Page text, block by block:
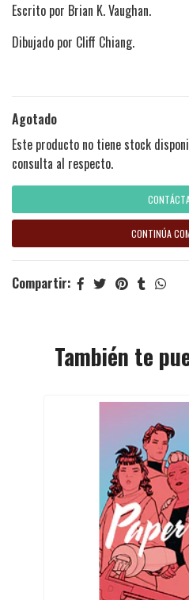
Escrito por Brian K. Vaughan.
Dibujado por Cliff Chiang.
Agotado
Este producto no tiene stock
consulta al respecto.
CONTINÚA
Compartir:
También te